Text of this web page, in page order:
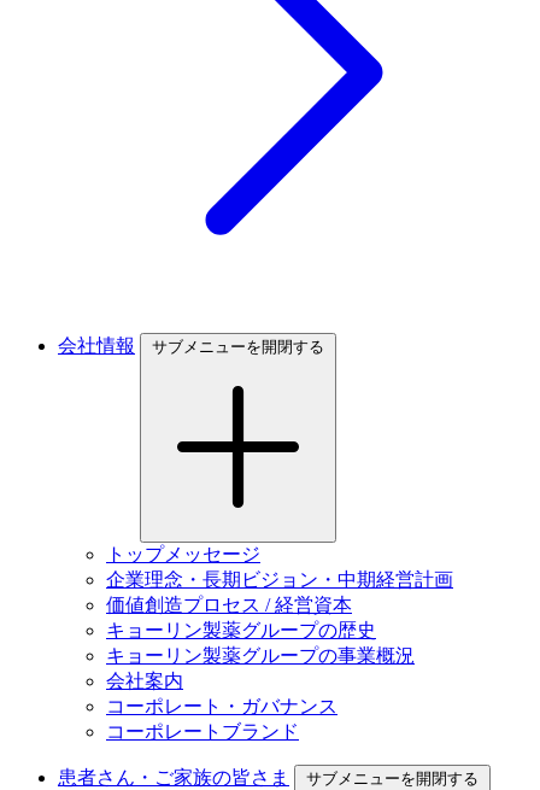
会社情報 サブメニューを開閉する
トップメッセージ
企業理念・長期ビジョン・中期経営計画
価値創造プロセス / 経営資本
キョーリン製薬グループの歴史
キョーリン製薬グループの事業概況
会社案内
コーポレート・ガバナンス
コーポレートブランド
患者さん・ご家族の皆さま サブメニューを開閉する